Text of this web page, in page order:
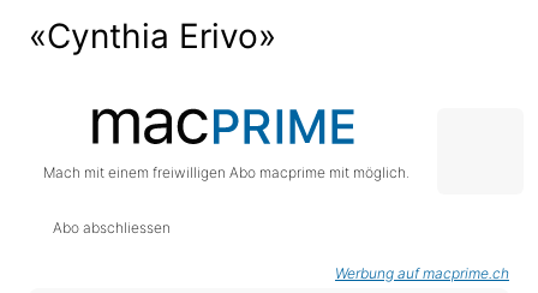
«Cynthia Erivo»
Mach mit einem freiwilligen Abo macprime mit möglich.
Abo abschliessen
Werbung auf macprime.ch